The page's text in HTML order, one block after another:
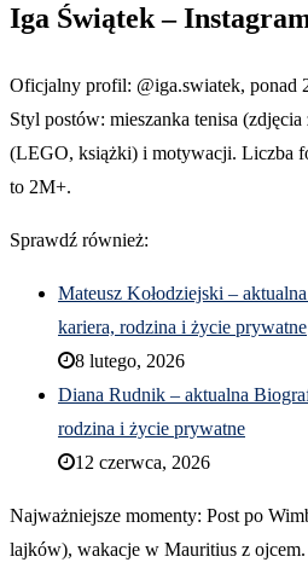
Iga Świątek –
Oficjalny profil: @iga.swiatek, ponad
Styl postów: mieszanka tenisa
(LEGO, książki) i motywacji. Liczba
to 2M+.
Sprawdź również:
Mateusz Kołodziejski –
kariera, rodzina i życie prywatne
8 lutego, 2026
Diana Rudnik – aktualna
rodzina i życie prywatne
12 czerwca, 2026
Najważniejsze momenty: Post po
lajków), wakacje w Mauritius z